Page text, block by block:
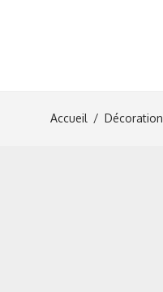
Accueil / Décoration